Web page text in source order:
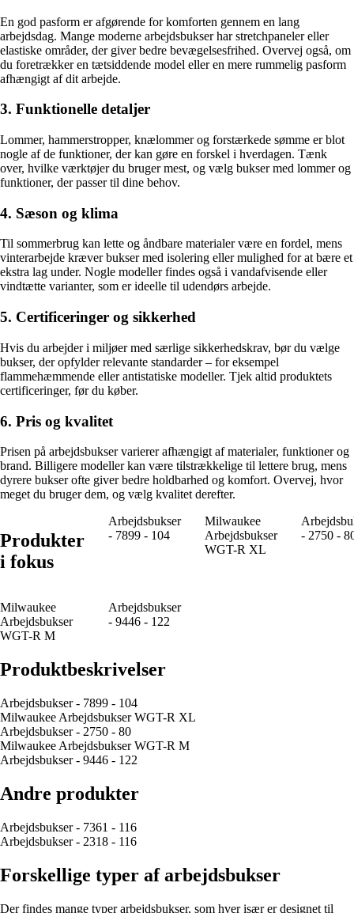
En god pasform er afgørende for komforten gennem en lang
arbejdsdag. Mange moderne arbejdsbukser har stretchpaneler eller
elastiske områder, der giver bedre bevægelsesfrihed. Overvej også, om
du foretrækker en tætsiddende model eller en mere rummelig pasform
afhængigt af dit arbejde.
3. Funktionelle detaljer
Lommer, hammerstropper, knælommer og forstærkede sømme er blot
nogle af de funktioner, der kan gøre en forskel i hverdagen. Tænk
over, hvilke værktøjer du bruger mest, og vælg bukser med lommer og
funktioner, der passer til dine behov.
4. Sæson og klima
Til sommerbrug kan lette og åndbare materialer være en fordel, mens
vinterarbejde kræver bukser med isolering eller mulighed for at bære et
ekstra lag under. Nogle modeller findes også i vandafvisende eller
vindtætte varianter, som er ideelle til udendørs arbejde.
5. Certificeringer og sikkerhed
Hvis du arbejder i miljøer med særlige sikkerhedskrav, bør du vælge
bukser, der opfylder relevante standarder – for eksempel
flammehæmmende eller antistatiske modeller. Tjek altid produktets
certificeringer, før du køber.
6. Pris og kvalitet
Prisen på arbejdsbukser varierer afhængigt af materialer, funktioner og
brand. Billigere modeller kan være tilstrækkelige til lettere brug, mens
dyrere bukser ofte giver bedre holdbarhed og komfort. Overvej, hvor
meget du bruger dem, og vælg kvalitet derefter.
Produkter
i fokus
Arbejdsbukser
- 7899 - 104
Milwaukee
Arbejdsbukser
WGT-R XL
- 2750 -
Milwaukee
Arbejdsbukser
WGT-R M
Arbejdsbukser
- 9446 - 122
Produktbeskrivelser
Arbejdsbukser - 7899 - 104
Milwaukee Arbejdsbukser WGT-R XL
Arbejdsbukser - 2750 - 80
Milwaukee Arbejdsbukser WGT-R M
Arbejdsbukser - 9446 - 122
Andre produkter
Arbejdsbukser - 7361 - 116
Arbejdsbukser - 2318 - 116
Forskellige typer af arbejdsbukser
Der findes mange typer arbejdsbukser, som hver især er designet til